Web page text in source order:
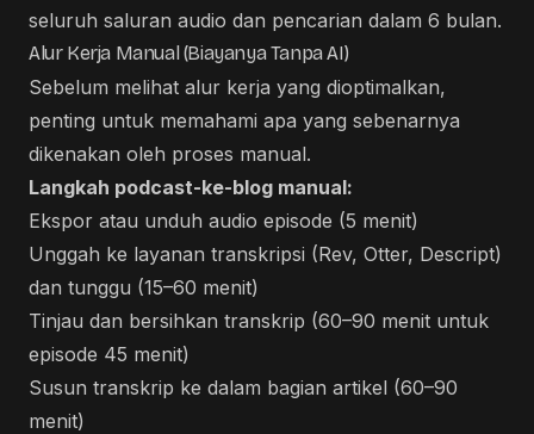
seluruh saluran audio dan pencarian dalam 6 bulan.
Alur Kerja Manual (Biayanya Tanpa AI)
Sebelum melihat alur kerja yang dioptimalkan,
penting untuk memahami apa yang sebenarnya
dikenakan oleh proses manual.
Langkah podcast-ke-blog manual:
Ekspor atau unduh audio episode (5 menit)
Unggah ke layanan transkripsi (Rev, Otter, Descript)
dan tunggu (15–60 menit)
Tinjau dan bersihkan transkrip (60–90 menit untuk
episode 45 menit)
Susun transkrip ke dalam bagian artikel (60–90
menit)